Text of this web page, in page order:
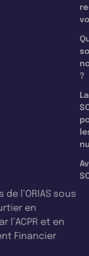
?
La
l’ORIAS sous
en
l’ACPR et en
Financier